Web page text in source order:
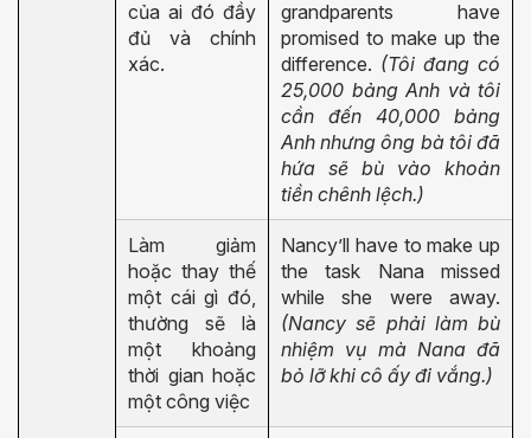
của ai đó đầy
đủ và chính
xác.
grandparents have
promised to make up the
difference. (Tôi đang có
25,000 bảng Anh và tôi
cần đến 40,000 bảng
Anh nhưng ông bà tôi đã
hứa sẽ bù vào khoản
tiền chênh lệch.)
Làm giảm
hoặc thay thế
một cái gì đó,
thường sẽ là
một khoảng
thời gian hoặc
một công việc
Nancy’ll have to make up
the task Nana missed
while she were away.
(Nancy sẽ phải làm bù
nhiệm vụ mà Nana đã
bỏ lỡ khi cô ấy đi vắng.)